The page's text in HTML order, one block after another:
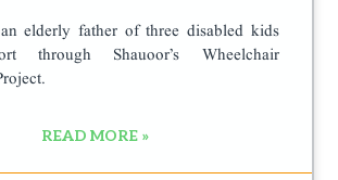
elderly father of three disabled kids
through Shauoor’s Wheelchair
READ MORE »